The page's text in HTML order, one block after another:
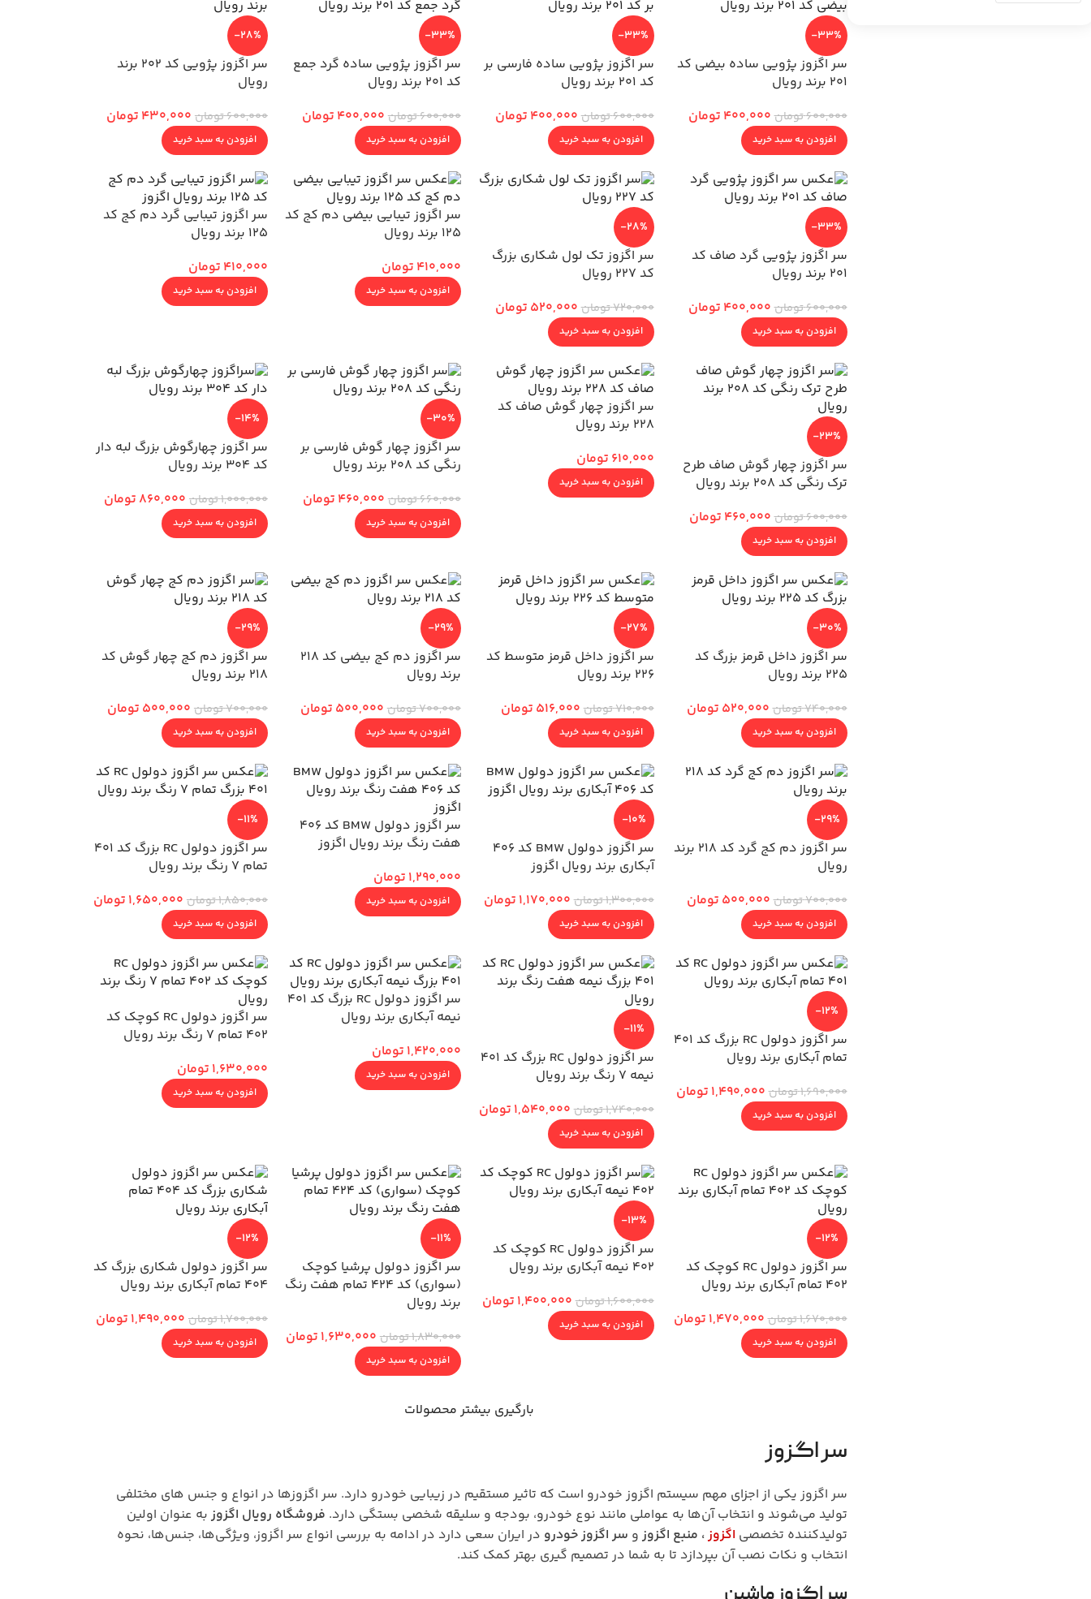
-33%
سر اگزوز پژویی ساده بیضی کد
201 برند رویال
600,000تومان 400,000 تومان
افزودن به سبد خرید
-33%
سر اگزوز پژویی ساده فارسی بر
کد 201 برند رویال
600,000تومان 400,000 تومان
افزودن به سبد خرید
-33%
سر اگزوز پژویی ساده گرد جمع
کد 201 برند رویال
600,000تومان 400,000 تومان
افزودن به سبد خرید
-28%
سر اگزوز پژویی کد 202 برند
رویال
600,000تومان 430,000 تومان
افزودن به سبد خرید
-33%
سر اگزوز پژویی گرد صاف کد
201 برند رویال
600,000تومان 400,000 تومان
افزودن به سبد خرید
-28%
سر اگزوز تک لول شکاری بزرگ
کد 227 رویال
720,000تومان 520,000 تومان
افزودن به سبد خرید
سر اگزوز تیبایی بیضی دم کج کد
125 برند رویال
410,000 تومان
افزودن به سبد خرید
سر اگزوز تیبایی گرد دم کج کد
125 برند رویال
410,000 تومان
افزودن به سبد خرید
-23%
سر اگزوز چهار گوش صاف طرح
ترک رنگی کد 208 برند رویال
600,000تومان 460,000 تومان
افزودن به سبد خرید
سر اگزوز چهار گوش صاف کد
228 برند رویال
610,000 تومان
افزودن به سبد خرید
-30%
سر اگزوز چهار گوش فارسی بر
رنگی کد 208 برند رویال
660,000تومان 460,000 تومان
افزودن به سبد خرید
-14%
سر اگزوز چهارگوش بزرگ لبه دار
کد 304 برند رویال
1,000,000تومان 860,000 تومان
افزودن به سبد خرید
-30%
سر اگزوز داخل قرمز بزرگ کد
225 برند رویال
740,000تومان 520,000 تومان
افزودن به سبد خرید
-27%
سر اگزوز داخل قرمز متوسط کد
226 برند رویال
710,000تومان 516,000 تومان
افزودن به سبد خرید
-29%
سر اگزوز دم کج بیضی کد 218
برند رویال
700,000تومان 500,000 تومان
افزودن به سبد خرید
-29%
سر اگزوز دم کج چهار گوش کد
218 برند رویال
700,000تومان 500,000 تومان
افزودن به سبد خرید
-29%
سر اگزوز دم کج گرد کد 218 برند
رویال
700,000تومان 500,000 تومان
افزودن به سبد خرید
-10%
سر اگزوز دولول BMW کد 406
آبکاری برند رویال اگزوز
1,300,000تومان 1,170,000 تومان
افزودن به سبد خرید
سر اگزوز دولول BMW کد 406
هفت رنگ برند رویال اگزوز
1,290,000 تومان
افزودن به سبد خرید
-11%
سر اگزوز دولول RC بزرگ کد 401
تمام 7 رنگ برند رویال
1,850,000تومان 1,650,000 تومان
افزودن به سبد خرید
-12%
سر اگزوز دولول RC بزرگ کد 401
تمام آبکاری برند رویال
1,690,000تومان 1,490,000 تومان
افزودن به سبد خرید
-11%
سر اگزوز دولول RC بزرگ کد 401
نیمه 7 رنگ برند رویال
1,740,000تومان 1,540,000 تومان
افزودن به سبد خرید
سر اگزوز دولول RC بزرگ کد 401
نیمه آبکاری برند رویال
1,420,000 تومان
افزودن به سبد خرید
سر اگزوز دولول RC کوچک کد
402 تمام 7 رنگ برند رویال
1,630,000 تومان
افزودن به سبد خرید
-12%
سر اگزوز دولول RC کوچک کد
402 تمام آبکاری برند رویال
1,670,000تومان 1,470,000 تومان
افزودن به سبد خرید
-13%
سر اگزوز دولول RC کوچک کد
402 نیمه آبکاری برند رویال
1,600,000تومان 1,400,000 تومان
افزودن به سبد خرید
-11%
سر اگزوز دولول پرشیا کوچک
(سواری) کد 424 تمام هفت رنگ
برند رویال
1,830,000تومان 1,630,000 تومان
افزودن به سبد خرید
-12%
سر اگزوز دولول شکاری بزرگ کد
404 تمام آبکاری برند رویال
1,700,000تومان 1,490,000 تومان
افزودن به سبد خرید
بارگیری بیشتر محصولات
سر اگزوز
سر اگزوز یکی از اجزای مهم سیستم اگزوز خودرو است که تاثیر مستقیم در زیبایی خودرو دارد. سر اگزوزها در انواع و جنس‌ های مختلفی
تولید می‌شوند و انتخاب آن‌ها به عواملی مانند نوع خودرو، بودجه و سلیقه شخصی بستگی دارد. فروشگاه رویال اگزوز به‌ عنوان اولین
تولیدکننده تخصصی اگزوز، منبع اگزوز و سر اگزوز خودرو در ایران سعی دارد در ادامه به بررسی انواع سر اگزوز، ویژگی‌ها، جنس‌ها، نحوه
انتخاب و نکات نصب آن بپردازد تا به شما در تصمیم ‌گیری بهتر کمک کند.